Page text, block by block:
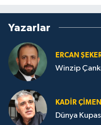
Yazarlar
ERCAN
Winzip
KADIR ÇIMEN
Dünya